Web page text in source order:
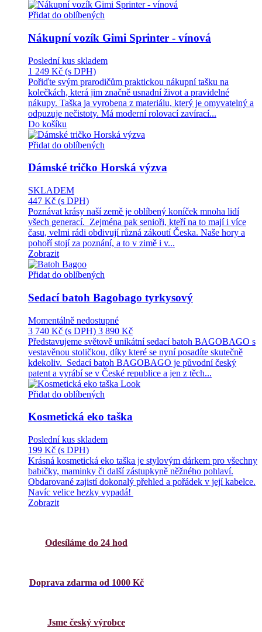
Přidat do oblíbených
Nákupní vozík Gimi Sprinter - vínová
Poslední kus skladem
1 249 Kč (s DPH)
Pořiďte svým prarodičům praktickou nákupní tašku na
kolečkách, která jim značně usnadní život a pravidelné
nákupy. Taška ja vyrobena z materiálu, který je omyvatelný a
odpuzuje nečistoty. Má moderní rolovací zavírací...
Do košíku
Přidat do oblíbených
Dámské tričko Horská výzva
SKLADEM
447 Kč (s DPH)
Poznávat krásy naší země je oblíbený koníček mnoha lidí
všech generací. Zejména pak senioři, kteří na to mají i více
času, velmi rádi obdivují různá zákoutí Česka. Naše hory a
pohoří stojí za poznání, a to v zimě i v...
Zobrazit
Přidat do oblíbených
Sedací batoh Bagobago tyrkysový
Momentálně nedostupné
3 740 Kč (s DPH) 3 890 Kč
Představujeme světově unikátní sedací batoh BAGOBAGO s
vestavěnou stoličkou, díky které se nyní posadíte skutečně
kdekoliv. Sedací batoh BAGOBAGO je původní český
patent a vyrábí se v České republice a jen z těch...
Přidat do oblíbených
Kosmetická eko taška
Poslední kus skladem
199 Kč (s DPH)
Krásná kosmetická eko taška je stylovým dárkem pro všechny
babičky, maminky či další zástupkyně něžného pohlaví.
Obdarované zajistí dokonalý přehled a pořádek v její kabelce.
Navíc velice hezky vypadá!
Zobrazit
Odesíláme do 24 hod
Doprava zdarma od 1000 Kč
Jsme český výrobce